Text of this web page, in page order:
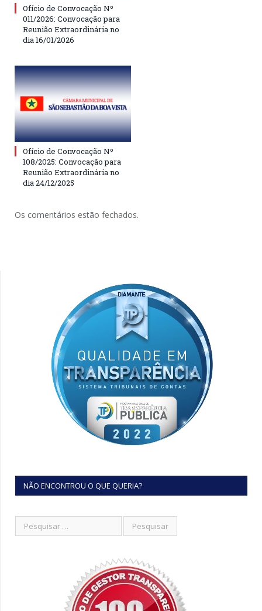
Ofício de Convocação Nº
011/2026: Convocação para
Reunião Extraordinária no
dia 16/01/2026
Ofício de Convocação Nº
108/2025: Convocação para
Reunião Extraordinária no
dia 24/12/2025
Os comentários estão fechados.
NÃO ENCONTROU O QUE QUERIA?